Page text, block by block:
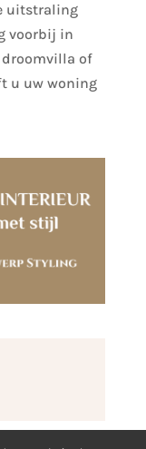
uitstraling
voorbij in
droomvilla of
u uw woning